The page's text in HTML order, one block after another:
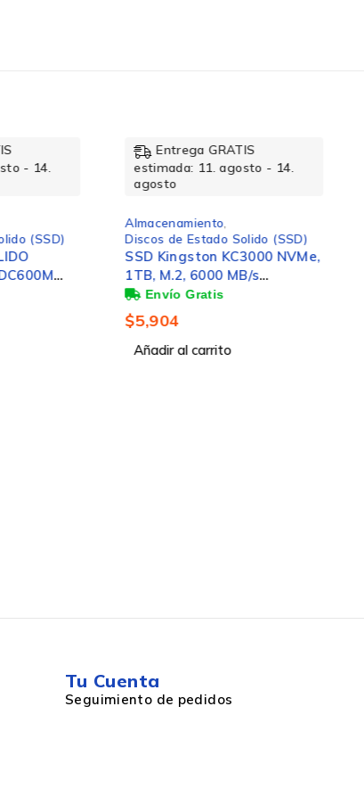
- 14.
Solido (SSD)
NVMe,
MB/s
MB/s
4.0
Entrega GRATIS
estimada: 11. agosto - 14.
agosto
Almacenamiento
Discos de Estado Solido (SSD)
Disco Duro Interno Dell
S4520 2.5", 1.9TB, SATA III, 6
Gbit/s, 5400RPM, No
disponible Caché
$41,079
Añadir al carrito
Tu Cuenta
Seguimiento de pedidos